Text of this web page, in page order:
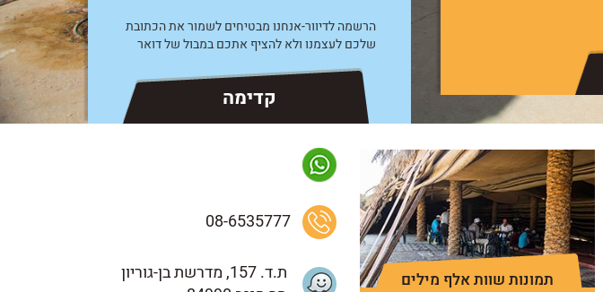
הרשמה לדיוור-אנחנו מבטיחים לשמור את הכתובת
שלכם לעצמנו ולא להציף אתכם במבול של דואר
תמונות שוות אלף מילים
ת.ד. 157, מדרשת בן-גוריון